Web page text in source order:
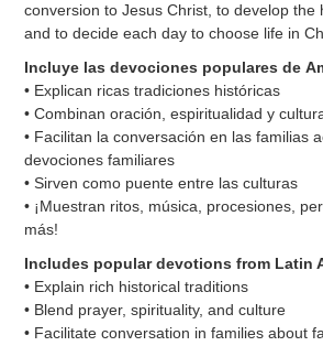
conversion to Jesus Christ, to develop the
and to decide each day to choose life in
Incluye las devociones populares de
• Explican ricas tradiciones históricas
• Combinan oración, espiritualidad y
• Facilitan la conversación en las familias
devociones familiares
• Sirven como puente entre las culturas
• ¡Muestran ritos, música, procesiones,
más!
Includes popular devotions from Latin
• Explain rich historical traditions
• Blend prayer, spirituality, and culture
• Facilitate conversation in families about